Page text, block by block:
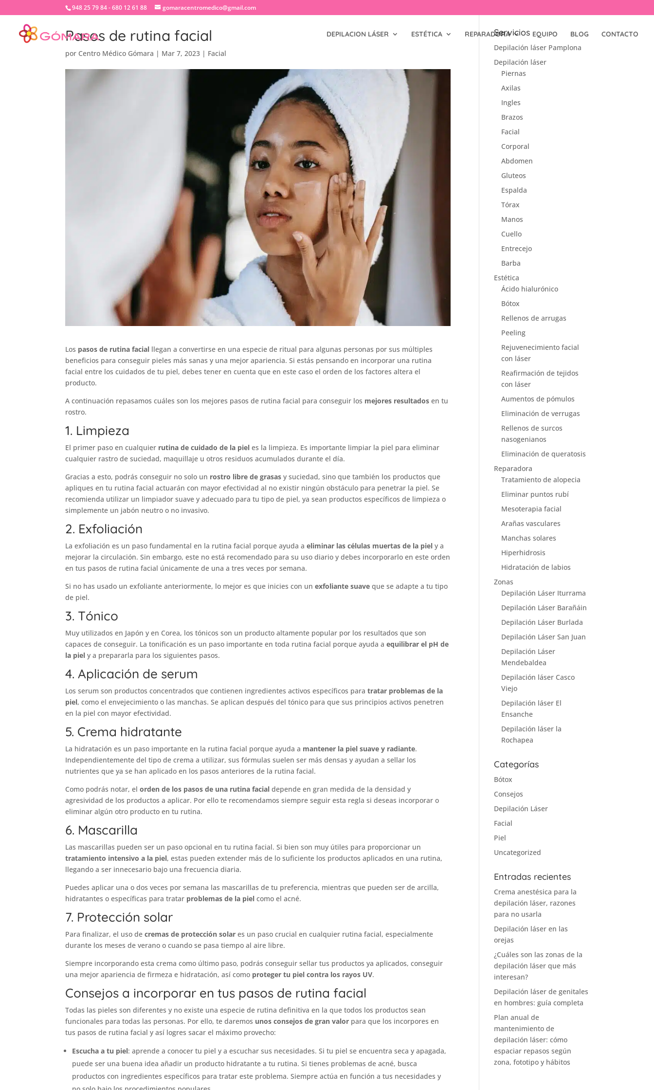
948 25 79 84 - 680 12 61 88 gomaracentromedico@gmail.com
DEPILACION LÁSER ESTÉTICA REPARADORA EQUIPO BLOG CONTACTO
Pasos de rutina facial
por Centro Médico Gómara | Mar 7, 2023 | Facial
Los pasos de rutina facial llegan a convertirse en una especie de ritual para algunas personas por sus múltiples
beneficios para conseguir pieles más sanas y una mejor apariencia. Si estás pensando en incorporar una rutina
facial entre los cuidados de tu piel, debes tener en cuenta que en este caso el orden de los factores altera el
producto.
A continuación repasamos cuáles son los mejores pasos de rutina facial para conseguir los mejores resultadosen tu
rostro.
1. Limpieza
El primer paso en cualquier rutina de cuidado de la piel es la limpieza. Es importante limpiar la piel para eliminar
cualquier rastro de suciedad, maquillaje u otros residuos acumulados durante el día.
Gracias a esto, podrás conseguir no solo un rostro libre de grasas y suciedad, sino que también los productos que
apliques en tu rutina facial actuarán con mayor efectividad al no existir ningún obstáculo para penetrar la piel. Se
recomienda utilizar un limpiador suave y adecuado para tu tipo de piel, ya sean productos específicos de limpieza o
simplemente un jabón neutro o no invasivo.
2. Exfoliación
La exfoliación es un paso fundamental en la rutina facial porque ayuda aeliminar las células muertas de la piely a
mejorar la circulación. Sin embargo, este no está recomendado para su uso diario y debes incorporarlo en este orden
en tus pasos de rutina facial únicamente de una a tres veces por semana.
Si no has usado un exfoliante anteriormente, lo mejor es que inicies con unexfoliante suave que se adapte a tu tipo
de piel.
3. Tónico
Muy utilizados en Japón y en Corea, los tónicos son un producto altamente popular por los resultados que son
capaces de conseguir. La tonificación es un paso importante en toda rutina facial porque ayuda aequilibrar el pH de
la piely a prepararla para los siguientes pasos.
4. Aplicación de serum
Los serum son productos concentrados que contienen ingredientes activos específicos paratratar problemas de la
piel, como el envejecimiento o las manchas. Se aplican después del tónico para que sus principios activos penetren
en la piel con mayor efectividad.
5. Crema hidratante
La hidratación es un paso importante en la rutina facial porque ayuda a mantener la piel suave y radiante.
Independientemente del tipo de crema a utilizar, sus fórmulas suelen ser más densas y ayudan a sellar los
nutrientes que ya se han aplicado en los pasos anteriores de la rutina facial.
Como podrás notar, elorden de los pasos de una rutina facial depende en gran medida de la densidad y
agresividad de los productos a aplicar. Por ello te recomendamos siempre seguir esta regla si deseas incorporar o
eliminar algún otro producto en tu rutina.
6. Mascarilla
Las mascarillas pueden ser un paso opcional en tu rutina facial. Si bien son muy útiles para proporcionar un
tratamiento intensivo a la piel, estas pueden extender más de lo suficiente los productos aplicados en una rutina,
llegando a ser innecesario bajo una frecuencia diaria.
Puedes aplicar una o dos veces por semana las mascarillas de tu preferencia, mientras que pueden ser de arcilla,
hidratantes o específicas para tratar problemas de la pielcomo el acné.
7. Protección solar
Para finalizar, el uso decremas de protección solar es un paso crucial en cualquier rutina facial, especialmente
durante los meses de verano o cuando se pasa tiempo al aire libre.
Siempre incorporando esta crema como último paso, podrás conseguir sellar tus productos ya aplicados, conseguir
una mejor apariencia de firmeza e hidratación, así como proteger tu piel contra los rayos UV.
Consejos a incorporar en tus pasos de rutina facial
Todas las pieles son diferentes y no existe una especie de rutina definitiva en la que todos los productos sean
funcionales para todas las personas. Por ello, te daremos unos consejos de gran valor para que los incorpores en
tus pasos de rutina facial y así logres sacar el máximo provecho:
Escucha a tu piel: aprende a conocer tu piel y a escuchar sus necesidades. Si tu piel se encuentra seca y apagada,
puede ser una buena idea añadir un producto hidratante a tu rutina. Si tienes problemas de acné, busca
productos con ingredientes específicos para tratar este problema. Siempre actúa en función a tus necesidades y
Servicios
Depilación láser Pamplona
Depilación láser
Piernas
Axilas
Ingles
Brazos
Facial
Corporal
Abdomen
Gluteos
Espalda
Tórax
Manos
Cuello
Entrecejo
Barba
Estética
Ácido hialurónico
Bótox
Rellenos de arrugas
Peeling
Rejuvenecimiento facial
con láser
Reafirmación de tejidos
con láser
Aumentos de pómulos
Eliminación de verrugas
Rellenos de surcos
nasogenianos
Eliminación de queratosis
Reparadora
Tratamiento de alopecia
Eliminar puntos rubí
Mesoterapia facial
Arañas vasculares
Manchas solares
Hiperhidrosis
Hidratación de labios
Zonas
Depilación Láser Iturrama
Depilación Láser Barañáin
Depilación Láser Burlada
Depilación Láser San Juan
Depilación Láser
Mendebaldea
Depilación láser Casco
Viejo
Depilación láser El
Ensanche
Depilación láser la
Rochapea
Categorías
Bótox
Consejos
Depilación Láser
Facial
Piel
Uncategorized
Entradas recientes
Crema anestésica para la
depilación láser, razones
para no usarla
Depilación láser en las
orejas
¿Cuáles son las zonas de la
depilación láser que más
interesan?
Depilación láser de genitales
en hombres: guía completa
Plan anual de
mantenimiento de
depilación láser: cómo
espaciar repasos según
zona, fototipo y hábitos